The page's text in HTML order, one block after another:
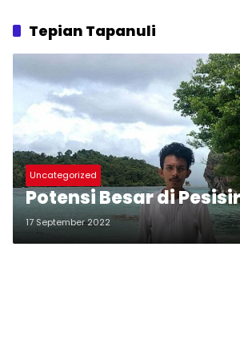
Tepian Tapanuli
Uncategorized
Potensi Besar di
17 September 2022